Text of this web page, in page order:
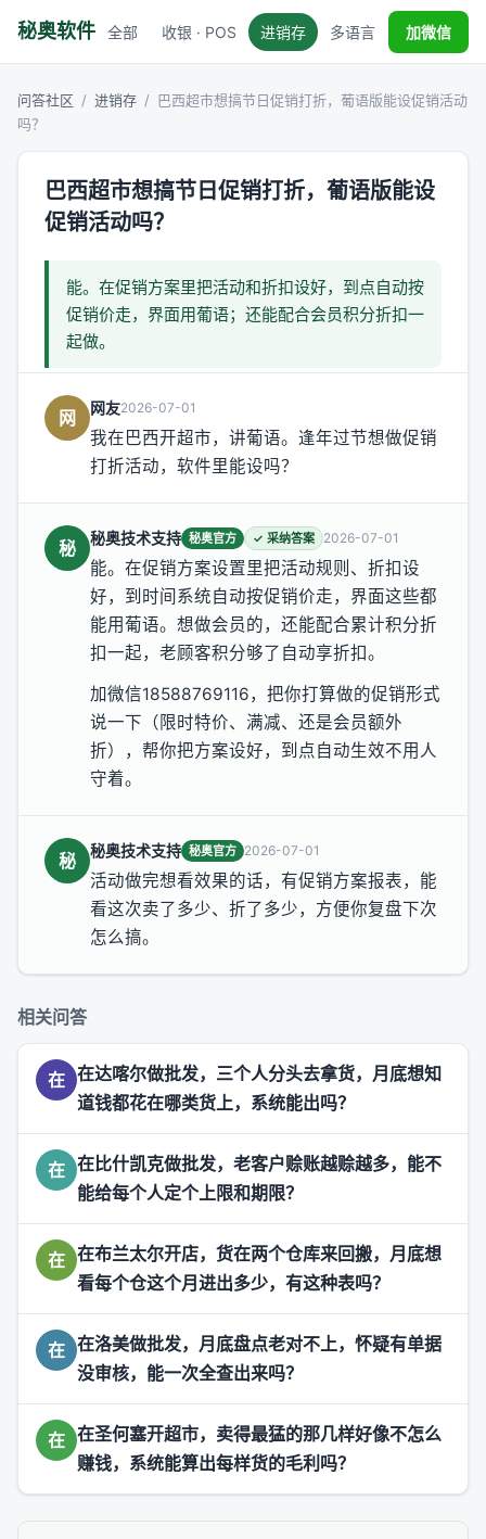
秘奥软件 全部 收银 · POS 进销存 多语言 税务对接
加微信
问答社区 / 进销存 / 巴西超市想搞节日促销打折，葡语版能设促销活动
吗？
巴西超市想搞节日促销打折，葡语版能设
促销活动吗？
能。在促销方案里把活动和折扣设好，到点自动按
促销价走，界面用葡语；还能配合会员积分折扣一
起做。
网 网友2026-07-01
我在巴西开超市，讲葡语。逢年过节想做促销
打折活动，软件里能设吗？
秘 秘奥技术支持 秘奥官方 ✓ 采纳答案 2026-07-01
能。在促销方案设置里把活动规则、折扣设
好，到时间系统自动按促销价走，界面这些都
能用葡语。想做会员的，还能配合累计积分折
扣一起，老顾客积分够了自动享折扣。
加微信18588769116，把你打算做的促销形式
说一下（限时特价、满减、还是会员额外
折），帮你把方案设好，到点自动生效不用人
守着。
秘 秘奥技术支持 秘奥官方 2026-07-01
活动做完想看效果的话，有促销方案报表，能
看这次卖了多少、折了多少，方便你复盘下次
怎么搞。
相关问答
在 在达喀尔做批发，三个人分头去拿货，月底想知
道钱都花在哪类货上，系统能出吗？
在 在比什凯克做批发，老客户赊账越赊越多，能不
能给每个人定个上限和期限？
在 在布兰太尔开店，货在两个仓库来回搬，月底想
看每个仓这个月进出多少，有这种表吗？
在 在洛美做批发，月底盘点老对不上，怀疑有单据
没审核，能一次全查出来吗？
在 在圣何塞开超市，卖得最猛的那几样好像不怎么
赚钱，系统能算出每样货的毛利吗？